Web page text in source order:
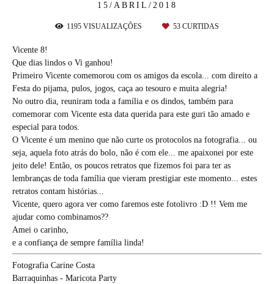
15/ABRIL/2018
1195 VISUALIZAÇÕES 53 CURTIDAS
Vicente 8!
Que dias lindos o Vi ganhou!
Primeiro Vicente comemorou com os amigos da escola... com direito a
Festa do pijama, pulos, jogos, caça ao tesouro e muita alegria!
No outro dia, reuniram toda a família e os dindos, também para
comemorar com Vicente esta data querida para este guri tão amado e
especial para todos.
O Vicente é um menino que não curte os protocolos na fotografia... ou
seja, aquela foto atrás do bolo, não é com ele... me apaixonei por este
jeito dele! Então, os poucos retratos que fizemos foi para ter as
lembranças de toda família que vieram prestigiar este momento... estes
retratos contam histórias...
Vicente, quero agora ver como faremos este fotolivro :D !! Vem me
ajudar como combinamos??
Amei o carinho,
e a confiança de sempre família linda!
Fotografia Carine Costa
Barraquinhas - Maricota Party